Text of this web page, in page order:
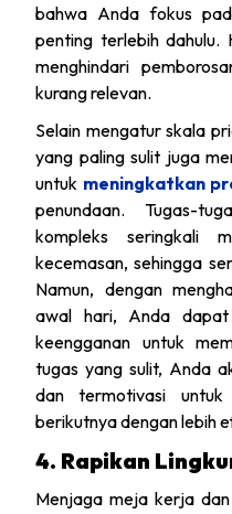
bahwa Anda fokus
penting terlebih
menghindari
kurang relevan.
Selain mengatur skala
yang paling sulit juga
untuk meningkatkan
penundaan. Tugas-
kompleks seringkali
kecemasan, sehingga
Namun, dengan
awal hari, Anda
keengganan untuk
tugas yang sulit, Anda
dan termotivasi untuk
berikutnya dengan lebih
4. Rapikan
Menjaga meja kerja